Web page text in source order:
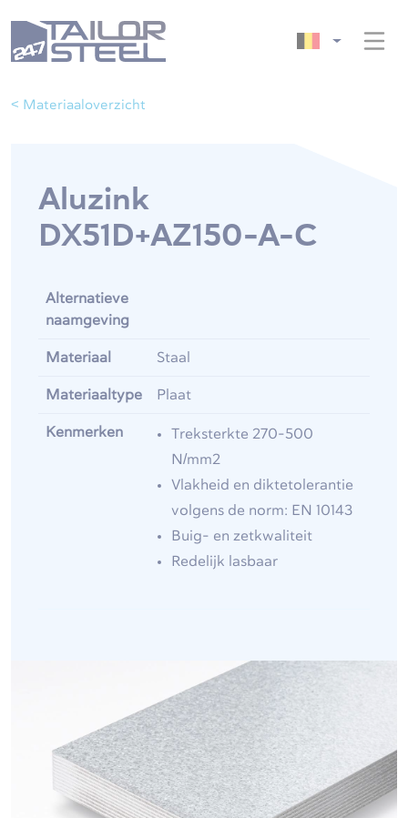
< Materiaaloverzicht
Aluzink
DX51D+AZ150-A-C
Alternatieve
naamgeving
Materiaal Staal
Materiaaltype Plaat
Kenmerken
Treksterkte 270-500
N/mm2
Vlakheid en diktetolerantie
volgens de norm: EN 10143
Buig- en zetkwaliteit
Redelijk lasbaar